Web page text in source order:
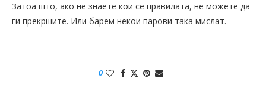
Затоа што, ако не знаете кои се правилата, не можете да
ги прекршите. Или барем некои парови така мислат.
0